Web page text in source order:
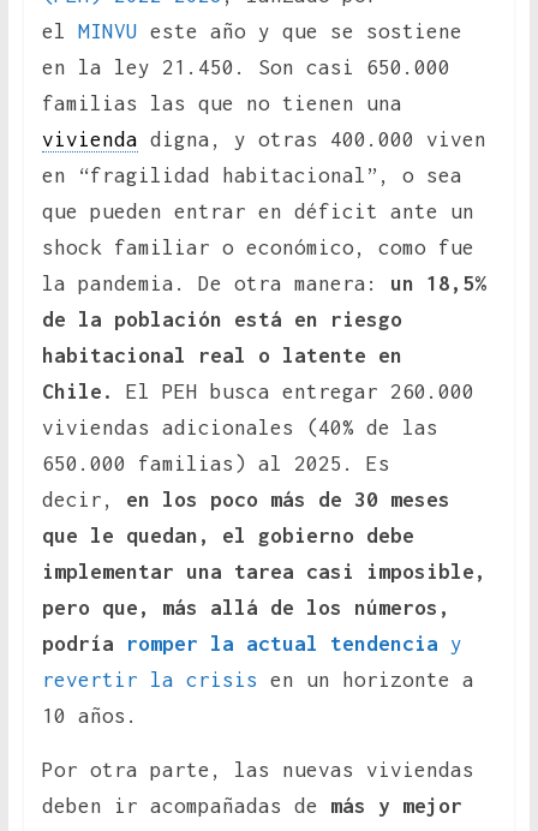
el MINVU este año y que se sostiene
en la ley 21.450. Son casi 650.000
familias las que no tienen una
vivienda digna, y otras 400.000 viven
en “fragilidad habitacional”, o sea
que pueden entrar en déficit ante un
shock familiar o económico, como fue
la pandemia. De otra manera: un 18,5%
de la población está en riesgo
habitacional real o latente en
Chile. El PEH busca entregar 260.000
viviendas adicionales (40% de las
650.000 familias) al 2025. Es
decir, en los poco más de 30 meses
que le quedan, el gobierno debe
implementar una tarea casi imposible,
pero que, más allá de los números,
podría
romper la actual tendencia y
revertir la crisis en un horizonte a
10 años.
Por otra parte, las nuevas viviendas
deben ir acompañadas de más y mejor